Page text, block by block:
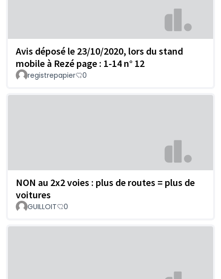
Avis déposé le 23/10/2020, lors du stand
mobile à Rezé page : 1-14 n° 12
registrepapier 0
NON au 2x2 voies : plus de routes = plus de
voitures
GUILLOIT 0